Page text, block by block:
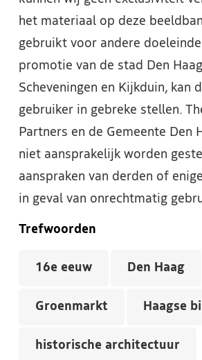
het materiaal op deze
gebruikt voor andere
promotie van de stad Den
Scheveningen en Kijkduin, kan
gebruiker in gebreke stellen.
Partners en de Gemeente Den
niet aansprakelijk worden
aanspraken van derden of
in geval van onrechtmatig
Trefwoorden
16e eeuw Den Haag
Groenmarkt Haagse
historische architectuur